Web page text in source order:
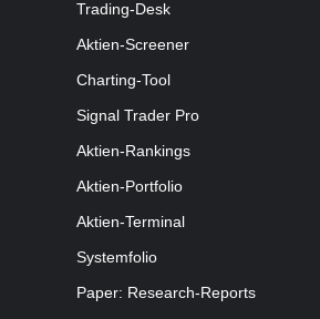
Trading-Desk
Aktien-Screener
Charting-Tool
Signal Trader Pro
Aktien-Rankings
Aktien-Portfolio
Aktien-Terminal
Systemfolio
Paper: Research-Reports